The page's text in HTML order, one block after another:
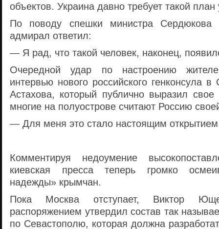
объектов. Украина давно требует такой
По поводу спешки министра Сердюкова
адмирал ответил:
— Я рад, что такой человек, наконец,
Очередной удар по настроению
интервью нового российского генконсула
Астахова, который публично выразил
многие на полуострове считают Россию
— Для меня это стало настоящим
Комментируя недоумение
киевская пресса теперь громко
надежды» крымчан.
Пока Москва отступает, Виктор
распоряжением утвердил состав так
по Севастополю, которая должна